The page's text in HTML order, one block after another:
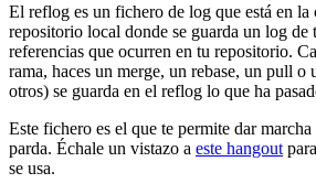
El reflog es un fichero de log que está en la
repositorio local donde se guarda un log de
referencias que ocurren en tu repositorio.
rama, haces un merge, un rebase, un pull o
otros) se guarda en el reflog lo que ha
Este fichero es el que te permite dar
parda. Échale un vistazo a este hangout
se usa.